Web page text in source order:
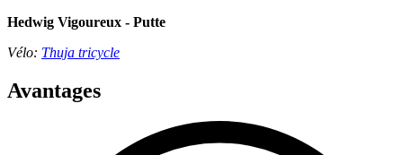
Hedwig Vigoureux - Putte
Vélo: Thuja tricycle
Avantages